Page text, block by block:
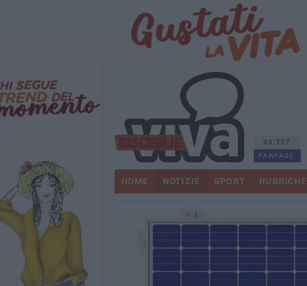
30.727
FANPAGE
HOME NOTIZIE SPORT RUBRICHE